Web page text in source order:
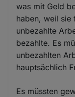
was mit Geld
haben, weil sie
unbezahlte
bezahlte. Es
unbezahlten
hauptsächlich
Es müssten